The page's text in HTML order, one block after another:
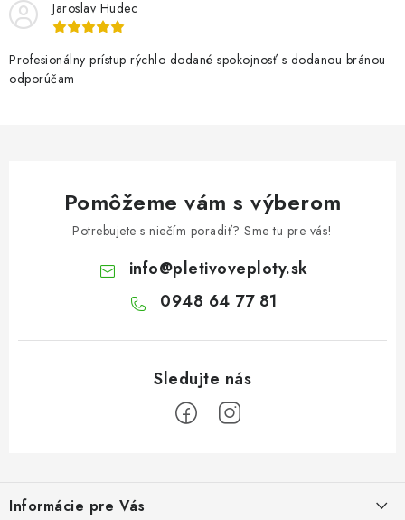
p
i
s
u
Jaroslav Hudec
Profesionálny prístup rýchlo dodané spokojnosť s dodanou bránou
odporúčam
Pomôžeme vám s výberom
Potrebujete s niečím poradiť? Sme tu pre vás!
info@pletivoveploty.sk
0948 64 77 81
Informácie pre Vás